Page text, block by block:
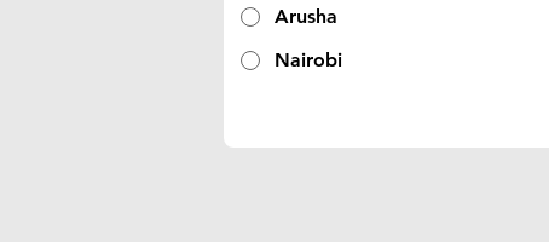
Arusha
Nairobi